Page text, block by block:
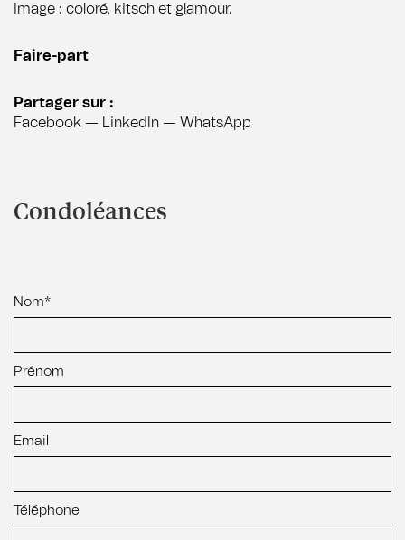
image : coloré, kitsch et glamour.
Faire-part
Partager sur :
Facebook — LinkedIn — WhatsApp
Condoléances
Nom*
Prénom
Email
Téléphone